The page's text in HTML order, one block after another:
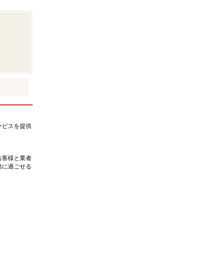
ビスを提供
客様と業者
過ごせる